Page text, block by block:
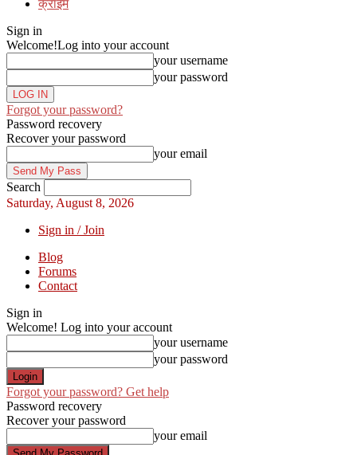
क्राइम
Sign in
Welcome!Log into your account
your username
your password
Forgot your password?
Password recovery
Recover your password
your email
Search
Saturday, August 8, 2026
Sign in / Join
Blog
Forums
Contact
Sign in
Welcome! Log into your account
your username
your password
Forgot your password? Get help
Password recovery
Recover your password
your email